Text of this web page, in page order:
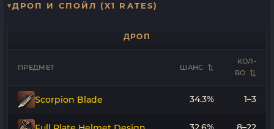
ДРОП И СПОЙЛ (X1 RATES)
ДРОП
ПРЕДМЕТ ШАНС
КОЛ-
ВО
Scorpion Blade 34.3% 1–3